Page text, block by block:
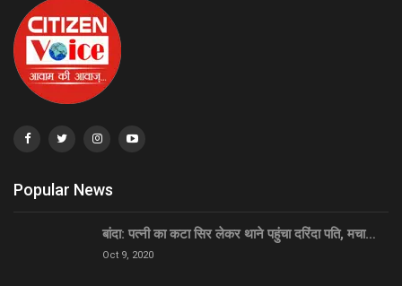
Popular News
बांदा: पत्नी का कटा सिर लेकर थाने पहुंचा दरिंदा पति, मचा…
Oct 9, 2020